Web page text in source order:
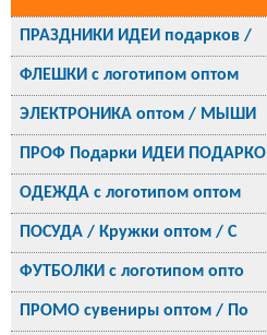
ПРАЗДНИКИ ИДЕИ подарков /
ФЛЕШКИ с логотипом оптом
ЭЛЕКТРОНИКА оптом / МЫШИ
ПРОФ Подарки ИДЕИ ПОДАРКО
ОДЕЖДА с логотипом оптом
ПОСУДА / Кружки оптом / С
ФУТБОЛКИ с логотипом опто
ПРОМО сувениры оптом / По